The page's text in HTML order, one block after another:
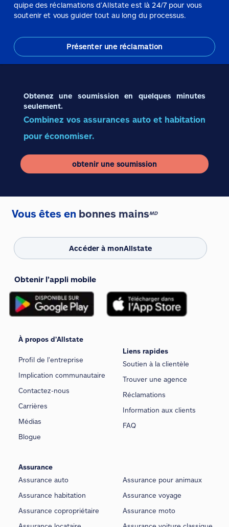
quipe des réclamations d’Allstate est là 24/7 pour vous
soutenir et vous guider tout au long du processus.
Présenter une réclamation
Obtenez une soumission en quelques minutes
seulement.
Combinez vos assurances auto et habitation
pour économiser.
obtenir une soumission
Vous êtes en bonnes mainsMD
Accéder à monAllstate
Obtenir l’appli mobile
À propos d’Allstate
Profil de l’entreprise
Implication communautaire
Contactez-nous
Carrières
Médias
Blogue
Liens rapides
Soutien à la clientèle
Trouver une agence
Réclamations
Information aux clients
FAQ
Assurance
Assurance auto
Assurance habitation
Assurance copropriétaire
Assurance pour animaux
Assurance voyage
Assurance moto